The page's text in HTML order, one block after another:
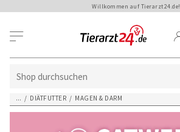
Willkommen auf Tierarzt24.de!
... / DIÄTFUTTER / MAGEN & DARM